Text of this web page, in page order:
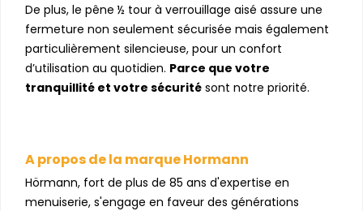
De plus, le pêne ½ tour à verrouillage aisé assure une
fermeture non seulement sécurisée mais également
particulièrement silencieuse, pour un confort
d’utilisation au quotidien. Parce que votre
tranquillité et votre sécurité sont notre priorité.
A propos de la marque Hormann
Hörmann, fort de plus de 85 ans d'expertise en
menuiserie, s'engage en faveur des générations